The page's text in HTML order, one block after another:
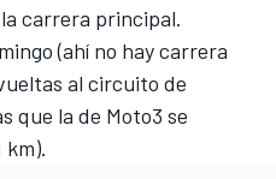
carrera principal.
(ahí no hay carrera
al circuito de
que la de Moto3 se
km).